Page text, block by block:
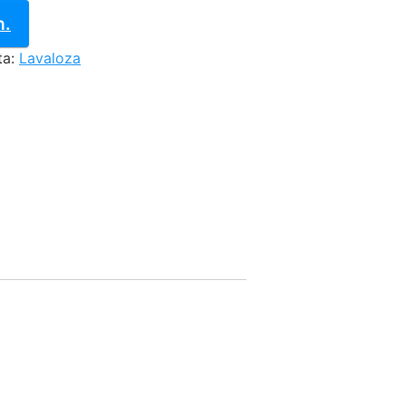
Lavaloza